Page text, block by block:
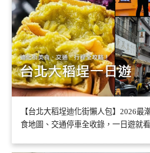
【台北大稻埕迪化街懶人包】2026最
食地圖、交通停車全收錄，一日遊就看